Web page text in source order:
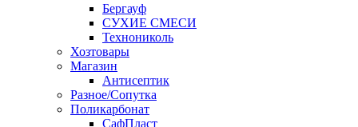
Бергауф
СУХИЕ СМЕСИ
Технониколь
Хозтовары
Магазин
Антисептик
Разное/Сопутка
Поликарбонат
СафПласт